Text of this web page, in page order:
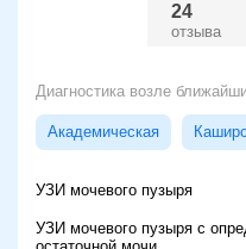
24
отзыва
Диагностика возле
Академическая
УЗИ мочевого пузыря
УЗИ мочевого пузыря с